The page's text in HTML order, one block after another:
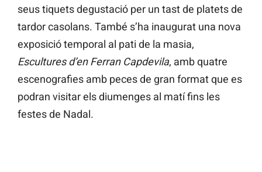
seus tiquets degustació per un tast de platets de
tardor casolans. També s’ha inaugurat una nova
exposició temporal al pati de la masia,
Escultures d’en Ferran Capdevila, amb quatre
escenografies amb peces de gran format que es
podran visitar els diumenges al matí fins les
festes de Nadal.